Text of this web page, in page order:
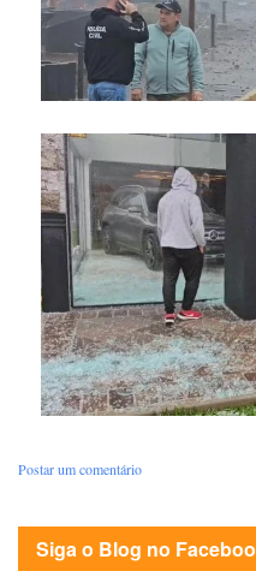
Postar um comentário
Siga o Blog no